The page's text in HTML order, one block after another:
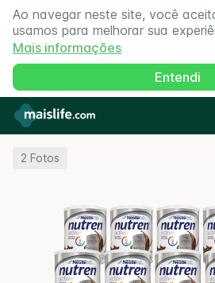
Ao navegar neste site, você
usamos para melhorar sua
Mais informações
Entendi
2 Fotos